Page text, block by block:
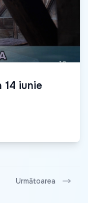
14 iunie
Următoarea